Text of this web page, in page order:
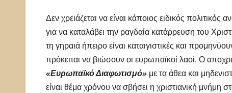
Δεν χρειάζεται να είναι κάποιος ειδικός
για να καταλάβει την ραγδαία κατάρρευση του
τη γηραιά ήπειρο είναι καταιγιστικές και
πρόκειται να βιώσουν οι ευρωπαϊκοί λαοί. Ο
«Ευρωπαϊκό Διαφωτισμό» με τα άθεα και
είναι θέμα χρόνου να σβήσει η χριστιανική μνήμη